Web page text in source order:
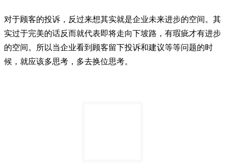
对于顾客的投诉，反过来想其实就是企业未来进步的空间。其
实过于完美的话反而就代表即将走向下坡路，有瑕疵才有进步
的空间。所以当企业看到顾客留下投诉和建议等等问题的时
候，就应该多思考，多去换位思考。